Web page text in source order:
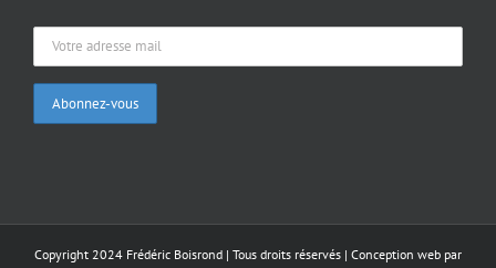
Copyright 2024 Frédéric Boisrond | Tous droits réservés | Conception web par